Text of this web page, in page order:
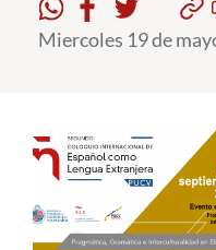
Funcionarios
English
Miercoles 19 de